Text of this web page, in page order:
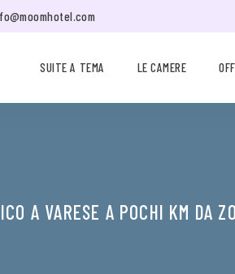
SUITE A TEMA LE CAMERE
A VARESE A POCHI KM DA